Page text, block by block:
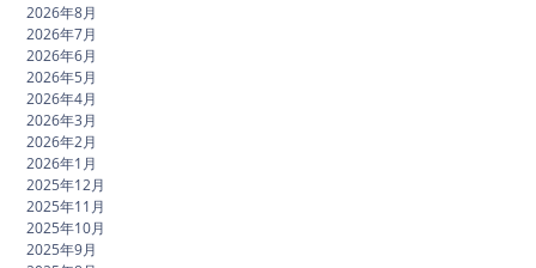
2026年8月
2026年7月
2026年6月
2026年5月
2026年4月
2026年3月
2026年2月
2026年1月
2025年12月
2025年11月
2025年10月
2025年9月